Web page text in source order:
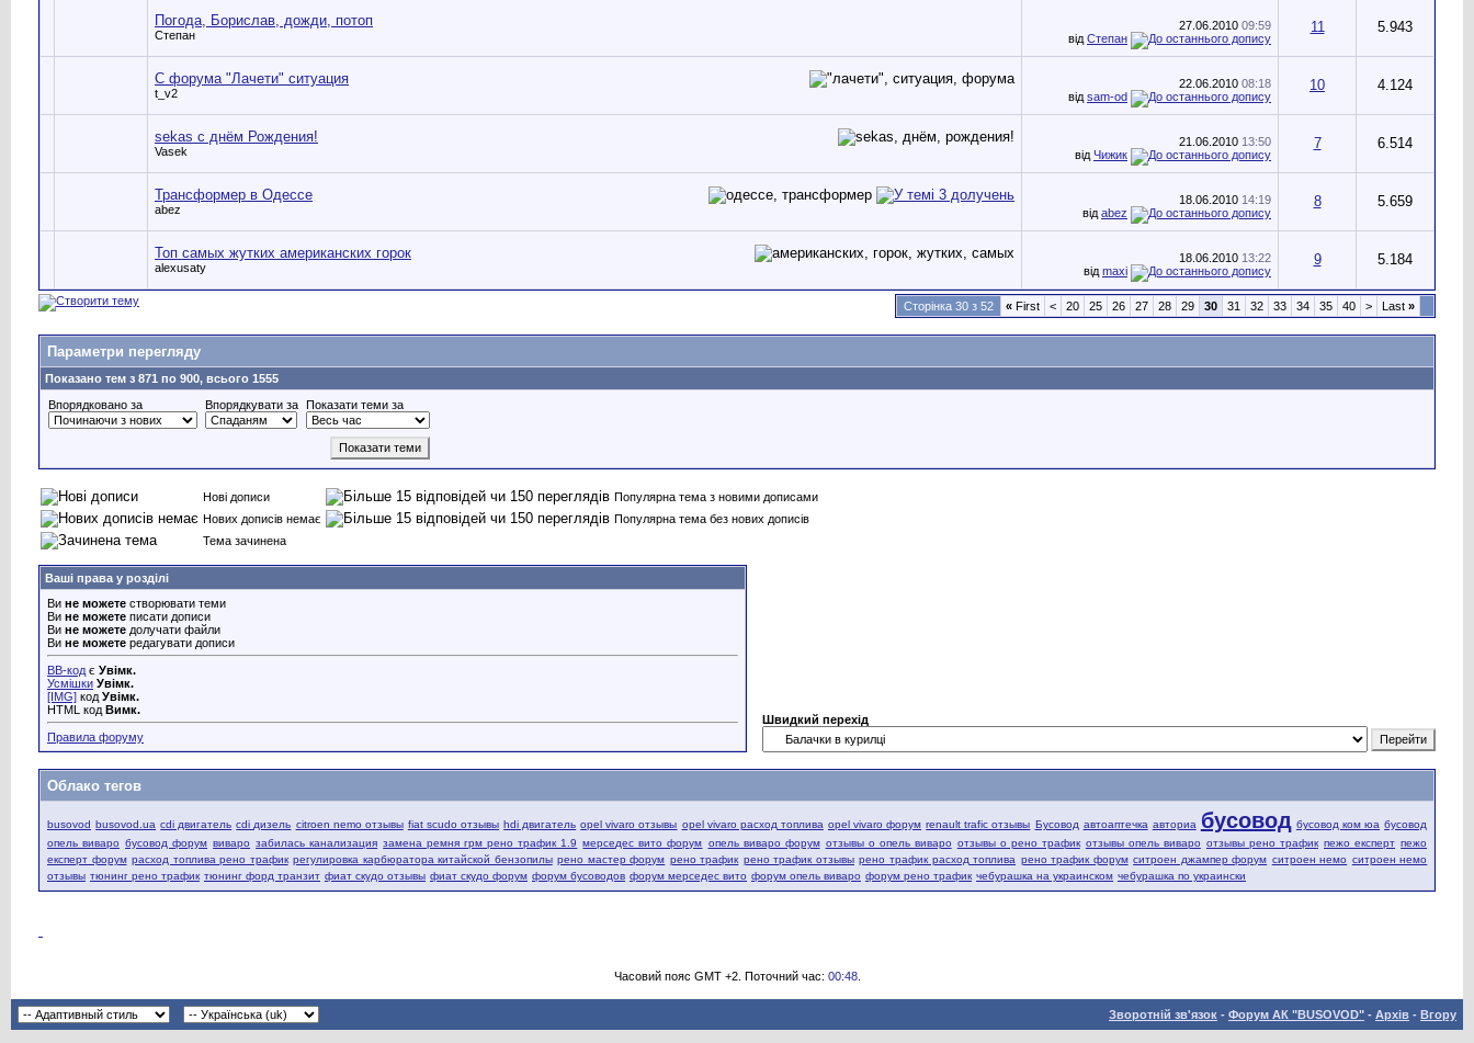
Погода, Борислав, дожди, потоп
Степан
27.06.2010 09:59
від Степан
11 5.943
С форума "Лачети" ситуация
t_v2
22.06.2010 08:18
від sam-od
10 4.124
sekas c днём Рождения!
Vasek
21.06.2010 13:50
від Чижик
7 6.514
Трансформер в Одессе
abez
18.06.2010 14:19
від abez
8 5.659
Топ самых жутких американских горок
alexusaty
18.06.2010 13:22
від maxi
9 5.184
Сторінка 30 з 52 « First < 20 25 26 27 28 29 30 31 32 33 34 35 40 > Last »
Параметри перегляду
Показано тем з 871 по 900, всього 1555
Впорядковано за
Впорядкувати за Показати теми за
Нові дописи
Популярна тема з новими дописами
Нових дописів немає
Популярна тема без нових дописів
Тема зачинена
Ваші права у розділі
Ви не можете створювати теми
Ви не можете писати дописи
Ви не можете долучати файли
Ви не можете редагувати дописи
BB-код є Увімк.
Усмішки Увімк.
[IMG] код Увімк.
HTML код Вимк.
Правила форуму
Швидкий перехід
Облако тегов
busovod busovod.ua cdi двигатель cdi дизель citroen nemo отзывы fiat scudo отзывы hdi двигатель opel vivaro отзывы opel vivaro расход топлива opel vivaro форум renault trafic отзывы Бусовод автоаптечка авториа бусовод бусовод ком юа бусовод
опель виваро бусовод форум виваро забилась канализация замена ремня грм рено трафик 1.9 мерседес вито форум опель виваро форум отзывы о опель виваро отзывы о рено трафик отзывы опель виваро отзывы рено трафик пежо експерт пежо
експерт форум расход топлива рено трафик регулировка карбюратора китайской бензопилы рено мастер форум рено трафик рено трафик отзывы рено трафик расход топлива рено трафик форум ситроен джампер форум ситроен немо ситроен немо
отзывы тюнинг рено трафик тюнинг форд транзит фиат скудо отзывы фиат скудо форум форум бусоводов форум мерседес вито форум опель виваро форум рено трафик чебурашка на украинском чебурашка по украински
Часовий пояс GMT +2. Поточний час: 00:48.
Зворотній зв'язок - Форум АК "BUSOVOD" - Архів - Вгору